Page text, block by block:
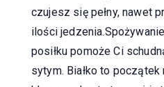
czujesz się pełny, nawet
ilości
posiłku pomoże Ci
sytym. Białko to